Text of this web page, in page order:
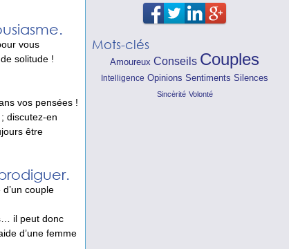
vous
solitude !
vos pensées !
discutez-en
être
couple
il peut donc
d’une femme
Mots-clés
Amoureux Conseils Couples
Intelligence Opinions Sentiments Silences
Sincèrité Volonté